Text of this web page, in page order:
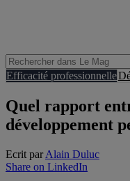
Efficacité professionnelle
Quel rapport
développement
Ecrit parAlain Duluc
Share on LinkedIn